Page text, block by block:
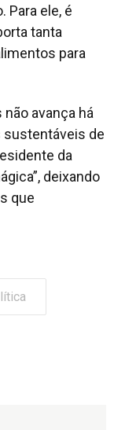
Para ele, é
tanta
para
avança há
sustentáveis de
da
deixando
que